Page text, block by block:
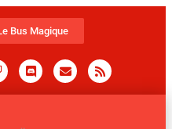
Bus Magique